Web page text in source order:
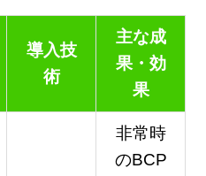
導入技
術
主な成
果・効
果
非常時
のBCP